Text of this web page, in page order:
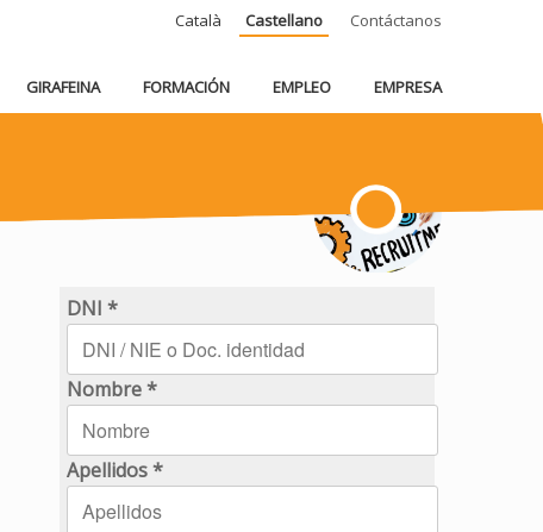
Català Castellano Contáctanos
GIRAFEINA FORMACIÓN EMPLEO EMPRESA
DNI *
Nombre *
Apellidos *